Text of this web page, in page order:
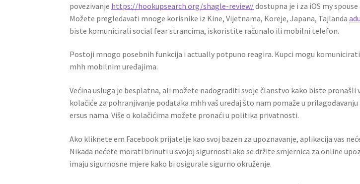
povezivanje https://hookupsearch.org/shagle-review/dostupna je i za iOS my
Možete pregledavati mnoge korisnike iz Kine, Vijetnama, Koreje, Japana, Tajlanda
biste komunicirali social fear strancima, iskoristite računalo ili mobilni telefon.
Postoji mnogo posebnih funkcija i actually potpuno reagira. Kupci mogu komunicirati
mhh mobilnim uređajima.
Većina usluga je besplatna, ali možete nadograditi svoje članstvo kako biste pronašli
kolačiće za pohranjivanje podataka mhh vaš uređaj što nam pomaže u
ersus nama. Više o kolačićima možete pronaći u politika privatnosti.
Ako kliknete em Facebook prijatelje kao svoj bazen za upoznavanje, aplikacija vas
Nikada nećete morati brinuti u svojoj sigurnosti ako se držite smjernica za online
imaju sigurnosne mjere kako bi osigurale sigurno okruženje.